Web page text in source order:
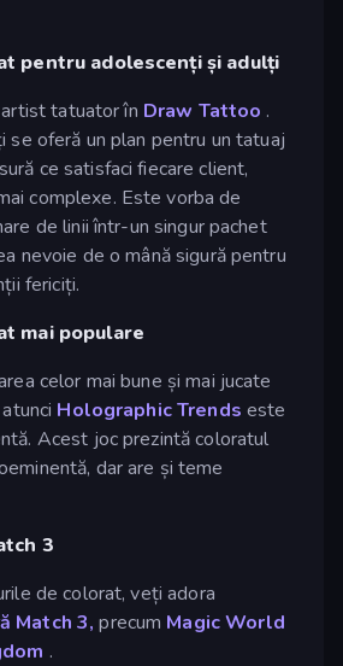
pentru adolescenți și adulți
tatuator în Draw Tattoo .
se oferă un plan pentru un tatuaj
ce satisfaci fiecare client,
complexe. Este vorba de
de linii într-un singur pachet
nevoie de o mână sigură pentru
fericiți.
mai populare
celor mai bune și mai jucate
Holographic Trends este
Acest joc prezintă coloratul
dar are și teme
3
de colorat, veți adora
Match 3, precum Magic World
.